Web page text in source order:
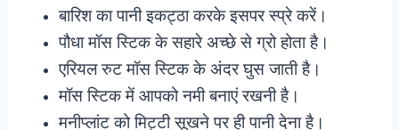
बारिश का पानी इकट्ठा करके इसपर स्प्रे करें।
पौधा मॉस स्टिक के सहारे अच्छे से ग्रो होता है।
एरियल रुट मॉस स्टिक के अंदर घुस जाती है।
मॉस स्टिक में आपको नमी बनाएं रखनी है।
मनीप्लांट को मिट्टी सूखने पर ही पानी देना है।